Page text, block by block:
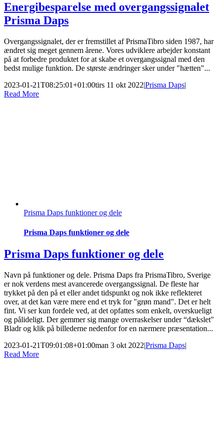
Energibesparelse med overgangssignalet
Prisma Daps
Overgangssignalet, der er fremstillet af PrismaTibro siden 1987, har
ændret sig meget gennem årene. Vores udviklere arbejder konstant
på at forbedre produktet for at skabe et overgangssignal med den
bedst mulige funktion. De største ændringer sker under "hætten"...
2023-01-21T08:25:01+01:00tirs 11 okt 2022|Prisma Daps|
Read More
Prisma Daps funktioner og dele
Prisma Daps funktioner og dele
Prisma Daps funktioner og dele
Navn på funktioner og dele. Prisma Daps fra PrismaTibro, Sverige
er nok verdens mest avancerede overgangssignal. De fleste har
trykket på den på et eller andet tidspunkt og nok ikke reflekteret
over, at det kan være mere end et tryk for "grøn mand". Det er helt
fint. Vi ser kun fordele ved, at det opfattes som enkelt, overskueligt
og pålideligt. Der gemmer sig mange overraskelser under “dækslet"
Bladr og klik på billederne nedenfor for en nærmere præsentation...
2023-01-21T09:01:08+01:00man 3 okt 2022|Prisma Daps|
Read More